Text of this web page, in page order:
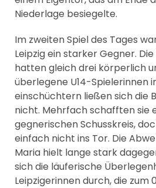
Niederlage besiegelte.
Im zweiten Spiel des Tages
Leipzig ein starker Gegner.
hatten gleich drei körperlich
überlegene U14-Spielerinnen
einschüchtern ließen sich die
nicht. Mehrfach schafften sie
gegnerischen Schusskreis,
einfach nicht ins Tor. Die
Maria hielt lange stark
sich die läuferische
Leipzigerinnen durch, die